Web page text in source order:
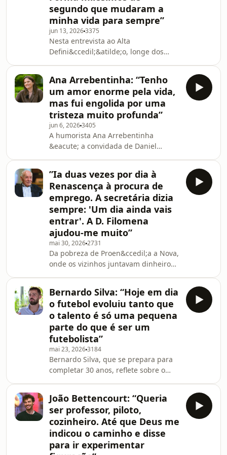
isso. Quero que olhe para n&oacute;s
e veja refer&ecirc;ncias e exemplos".
O avan&ccedil;ado do Par
segundo que mudaram a
minha vida para sempre”
jun 13, 20263375
Nesta entrevista ao Alta
Defini&ccedil;&atilde;o, longe dos
profundamente marcantes da sua
vida pessoal, num testemunho raro
de um dos futebolistas portugueses
mais reconhecidos
internacionalmente. O lateral,
atualmente com 32 anos, partilhou
com abertura pouco habitual o
trauma que moldou a sua vida e
carreira: o acidente de via&cced
Ana Arrebentinha: “Tenho
um amor enorme pela vida,
mas fui engolida por uma
tristeza muito profunda”
jun 6, 20263405
A humorista Ana Arrebentinha
&eacute; a convidada de Daniel
comediante natural de Amareleja,
&eacute; conhecida pelo seu humor
genu&iacute;no e sotaque alentejano
inconfund&iacute;vel. Recorda com
saudade uma inf&acirc;ncia de
grande liberdade, entre o monte, os
animais e as apanhas de azeitona e
mel&atilde;o com a fam&iacute;lia.
&ldquo;Fui
”Ia duas vezes por dia à
Renascença à procura de
emprego. A secretária dizia
sempre: 'Um dia ainda vais
entrar'. A D. Filomena
ajudou-me muito”
mai 30, 20262731
Da pobreza de Proen&ccedil;a a Nova,
onde os vizinhos juntavam dinheiro
at&eacute; &agrave; R&aacute;dio
Renascen&ccedil;a, onde entrou com
39 de febre no dia 2 de fevereiro,
depois de meses a apanhar o barco
das 9h00 de Alcochete para Lisboa
&agrave; procura de emprego. A
conversa com Ant&oacute;nio Ribeiro
Crist&oacute;v&atilde;o
Bernardo Silva:‌ “Hoje em dia
o futebol evoluiu tanto que
o talento é só uma pequena
parte do que é ser um
futebolista”
mai 23, 20263184
Bernardo Silva, que se prepara para
completar 30 anos, reflete sobre o
sublinhando que o talento representa
apenas uma fra&ccedil;&atilde;o do
sucesso: &ldquo;O talento &eacute;
s&oacute; uma pequena
percentagem, eu diria 30% do que
João Bettencourt: “Queria
ser professor, piloto,
cozinheiro. Até que Deus me
indicou o caminho e disse
para ir experimentar